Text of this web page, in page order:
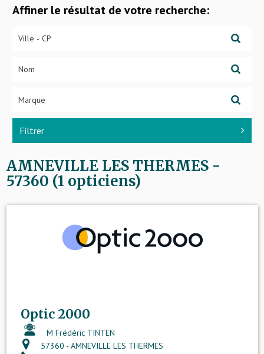
Affiner le résultat de votre recherche:
Filtrer
AMNEVILLE LES THERMES -
57360 (1 opticiens)
Optic 2000
M Frédéric TINTEN
57360 - AMNEVILLE LES THERMES